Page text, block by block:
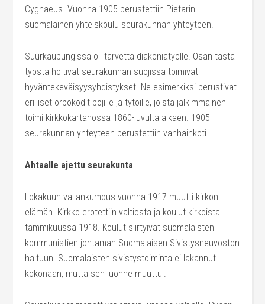
Cygnaeus. Vuonna 1905 perustettiin Pietarin
suomalainen yhteiskoulu seurakunnan yhteyteen.
Suurkaupungissa oli tarvetta diakoniatyölle. Osan tästä
työstä hoitivat seurakunnan suojissa toimivat
hyväntekeväisyysyhdistykset. Ne esimerkiksi perustivat
erilliset orpokodit pojille ja tytöille, joista jälkimmäinen
toimi kirkkokartanossa 1860-luvulta alkaen. 1905
seurakunnan yhteyteen perustettiin vanhainkoti.
Ahtaalle ajettu seurakunta
Lokakuun vallankumous vuonna 1917 muutti kirkon
elämän. Kirkko erotettiin valtiosta ja koulut kirkoista
tammikuussa 1918. Koulut siirtyivät suomalaisten
kommunistien johtaman Suomalaisen Sivistysneuvoston
haltuun. Suomalaisten sivistystoiminta ei lakannut
kokonaan, mutta sen luonne muuttui.